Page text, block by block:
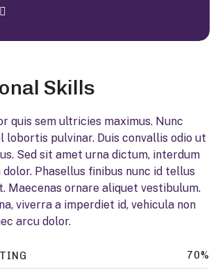
Skills
quis sem ultricies maximus. Nunc
lobortis pulvinar. Duis convallis odio ut
Sed sit amet urna dictum, interdum
dolor. Phasellus finibus nunc id tellus
Maecenas ornare aliquet vestibulum.
viverra a imperdiet id, vehicula non
arcu dolor.
70%